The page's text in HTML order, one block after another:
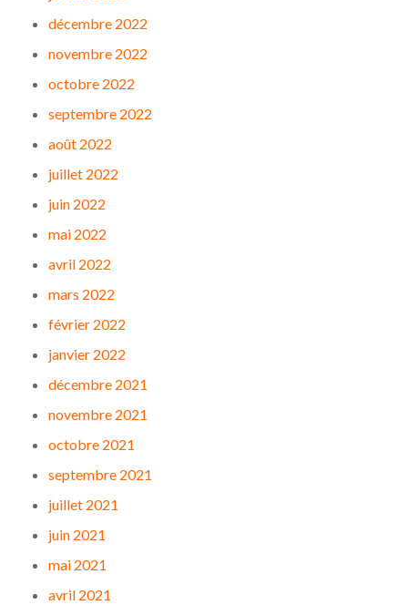
décembre 2022
novembre 2022
octobre 2022
septembre 2022
août 2022
juillet 2022
juin 2022
mai 2022
avril 2022
mars 2022
février 2022
janvier 2022
décembre 2021
novembre 2021
octobre 2021
septembre 2021
juillet 2021
juin 2021
mai 2021
avril 2021